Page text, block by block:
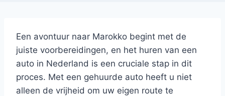
Een avontuur naar Marokko begint met de
juiste voorbereidingen, en het huren van een
auto in Nederland is een cruciale stap in dit
proces. Met een gehuurde auto heeft u niet
alleen de vrijheid om uw eigen route te